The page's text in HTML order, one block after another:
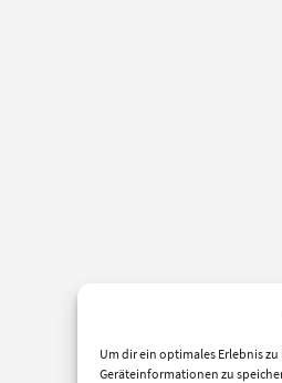
Um dir ein optimales Erlebnis
Geräteinformationen zu